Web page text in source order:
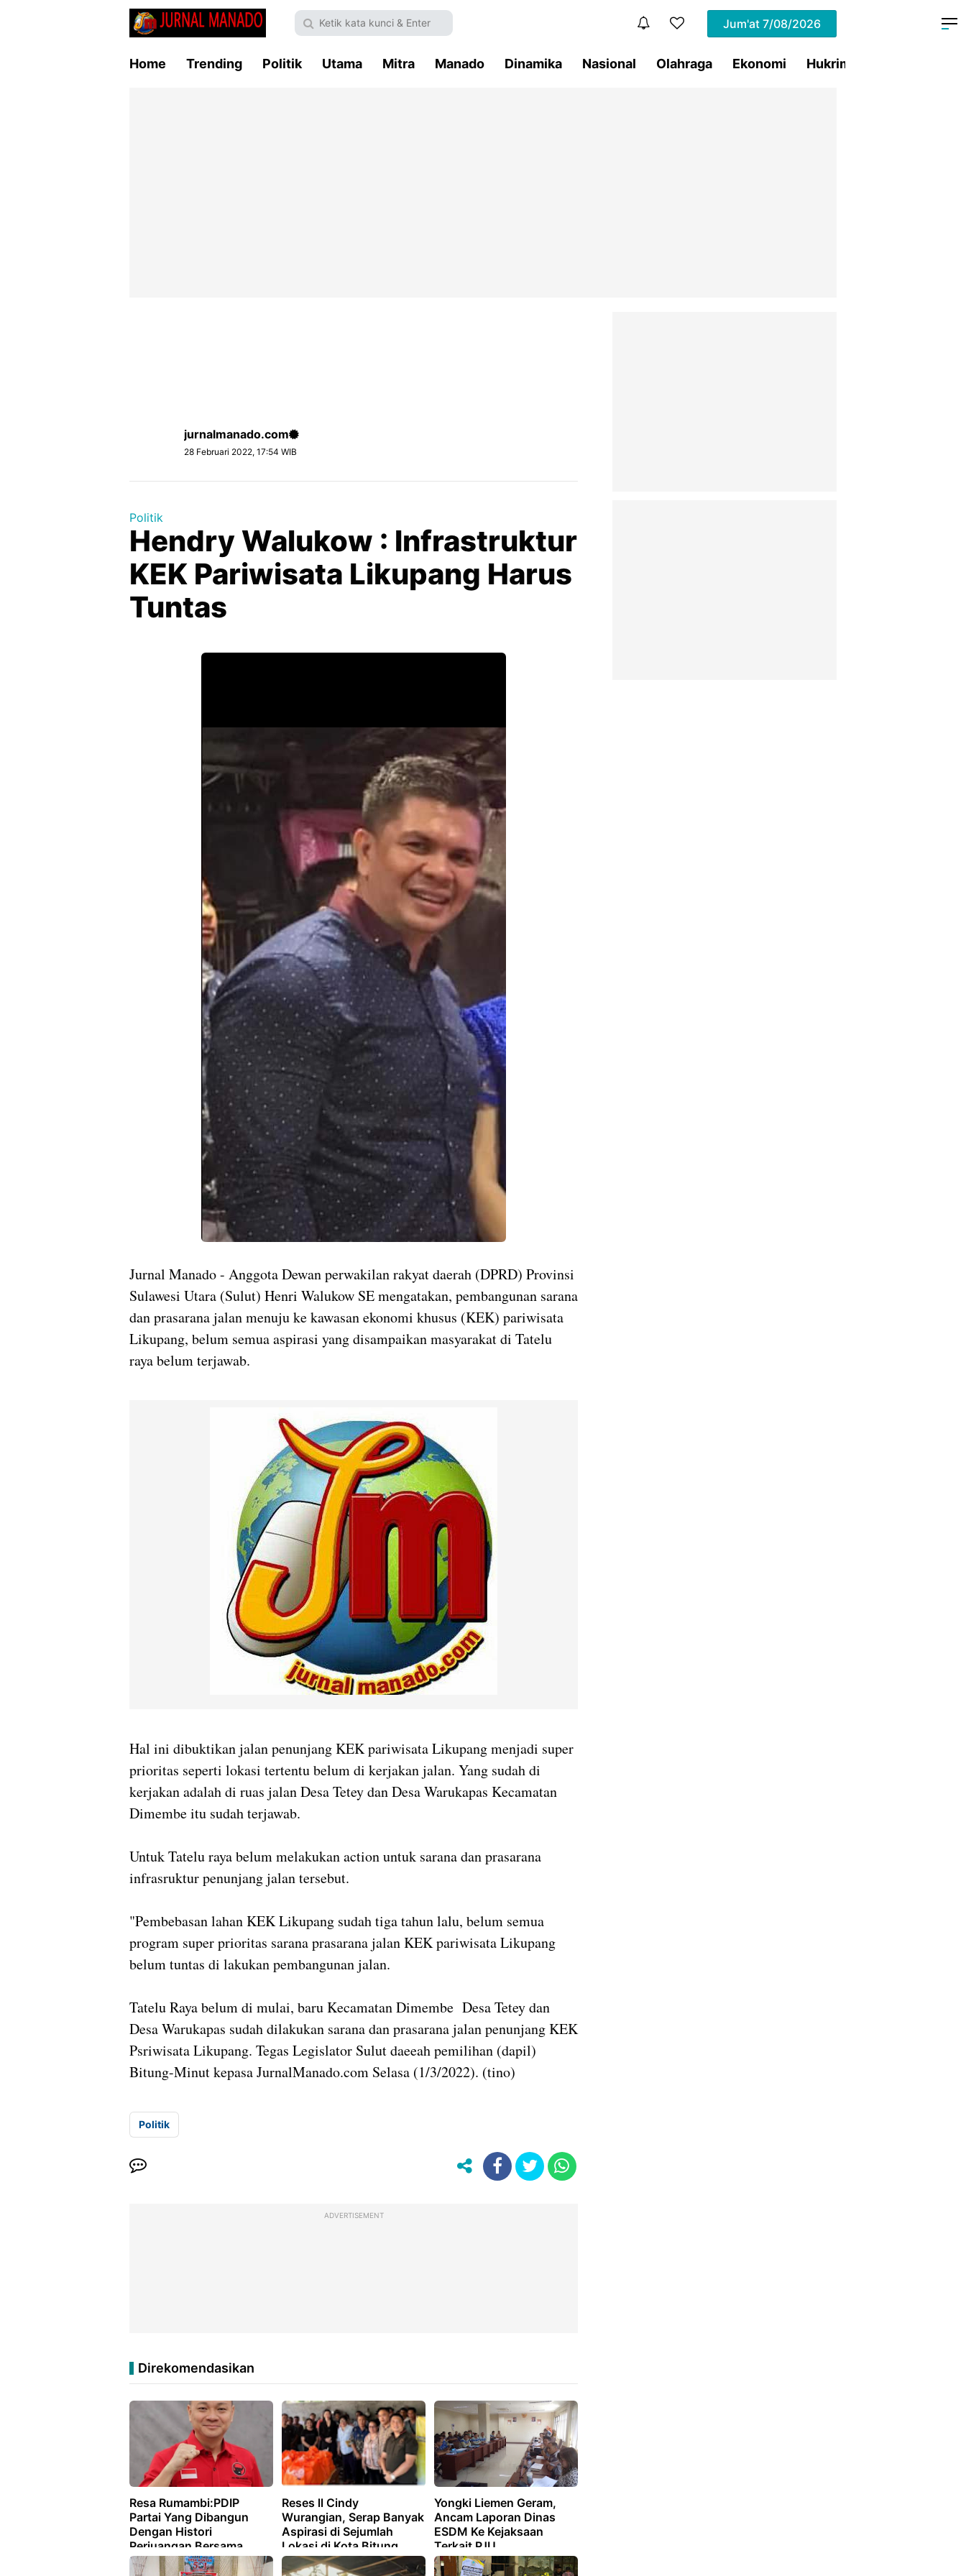
Jum'at 7/08/2026
Home Trending Politik Utama Mitra Manado Dinamika Nasional Olahraga Ekonomi Hukrim
jurnalmanado.com
28 Februari 2022, 17:54 WIB
Politik
Hendry Walukow : Infrastruktur
KEK Pariwisata Likupang Harus
Tuntas
Jurnal Manado - Anggota Dewan perwakilan rakyat daerah (DPRD) Provinsi
Sulawesi Utara (Sulut) Henri Walukow SE mengatakan, pembangunan sarana
dan prasarana jalan menuju ke kawasan ekonomi khusus (KEK) pariwisata
Likupang, belum semua aspirasi yang disampaikan masyarakat di Tatelu
raya belum terjawab.
Hal ini dibuktikan jalan penunjang KEK pariwisata Likupang menjadi super
prioritas seperti lokasi tertentu belum di kerjakan jalan. Yang sudah di
kerjakan adalah di ruas jalan Desa Tetey dan Desa Warukapas Kecamatan
Dimembe itu sudah terjawab.
Untuk Tatelu raya belum melakukan action untuk sarana dan prasarana
infrasruktur penunjang jalan tersebut.
"Pembebasan lahan KEK Likupang sudah tiga tahun lalu, belum semua
program super prioritas sarana prasarana jalan KEK pariwisata Likupang
belum tuntas di lakukan pembangunan jalan.
Tatelu Raya belum di mulai, baru Kecamatan Dimembe Desa Tetey dan
Desa Warukapas sudah dilakukan sarana dan prasarana jalan penunjang KEK
Psriwisata Likupang. Tegas Legislator Sulut daeeah pemilihan (dapil)
Bitung-Minut kepasa JurnalManado.com Selasa (1/3/2022). (tino)
Politik
ADVERTISEMENT
Direkomendasikan
Resa Rumambi:PDIP
Partai Yang Dibangun
Dengan Histori
Perjuangan Bersama
Rakyat
Reses ll Cindy
Wurangian, Serap Banyak
Aspirasi di Sejumlah
Lokasi di Kota Bitung
Yongki Liemen Geram,
Ancam Laporan Dinas
ESDM Ke Kejaksaan
Terkait PJU